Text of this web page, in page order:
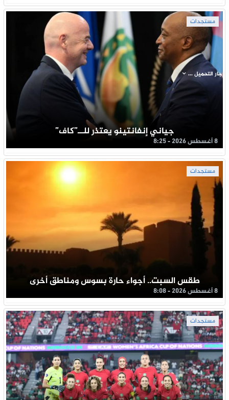
مستجدات
جياني إنفانتينو يعتذر للــ”كاف”
8 أغسطس 2026 - 8:25
مستجدات
طقس السبت.. أجواء حارة بسوس ومناطق أخرى
8 أغسطس 2026 - 8:08
مستجدات
جار التحميل ...